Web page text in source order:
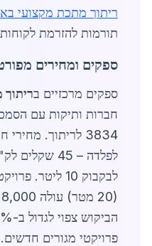
ריתוך מתכת מקצועי
תורמות להזרמת
ספקים ומחירים
ספקים מרכזיים ב
לבקבוק 10
פרויקטי מגורים חדשים.